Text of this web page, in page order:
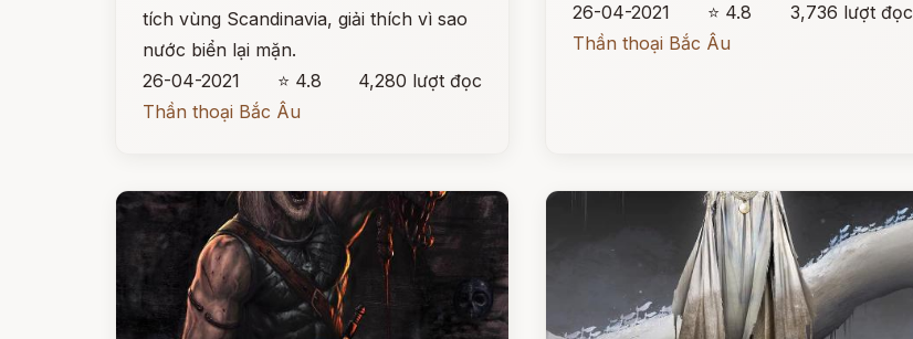
tích vùng Scandinavia, giải thích vì sao
nước biển lại mặn.
26-04-2021
⭐ 4.8
4,280 lượt đọc
Thần thoại Bắc Âu
26-04-2021
⭐ 4.8
3,736 lượt đọc
Thần thoại Bắc Âu